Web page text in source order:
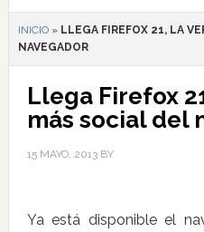
INICIO» LLEGA FIREFOX 21, LA
NAVEGADOR
Llega Firefox
más social del
15 MAYO, 2013BY
Ya está disponible el